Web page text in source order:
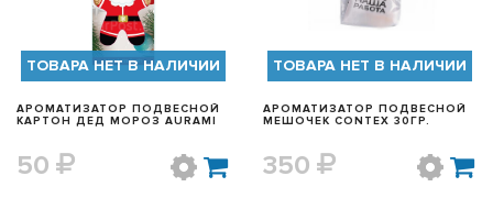
ТОВАРА НЕТ В НАЛИЧИИ
АРОМАТИЗАТОР ПОДВЕСНОЙ
КАРТОН ДЕД МОРОЗ AURAMI
50
ТОВАРА НЕТ В НАЛИЧИИ
АРОМАТИЗАТОР ПОДВЕСНОЙ
МЕШОЧЕК CONTEX 30ГР.
350